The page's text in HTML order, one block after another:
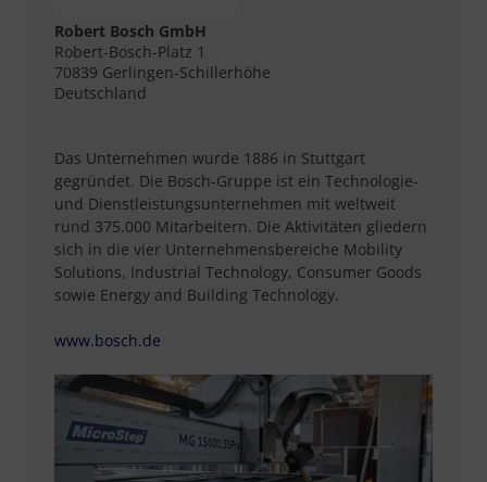
Robert Bosch GmbH
Robert-Bosch-Platz 1
70839 Gerlingen-Schillerhöhe
Deutschland
Das Unternehmen wurde 1886 in Stuttgart
gegründet. Die Bosch-Gruppe ist ein Technologie-
und Dienstleistungsunternehmen mit weltweit
rund 375.000 Mitarbeitern. Die Aktivitäten gliedern
sich in die vier Unternehmensbereiche Mobility
Solutions, Industrial Technology, Consumer Goods
sowie Energy and Building Technology.
www.bosch.de